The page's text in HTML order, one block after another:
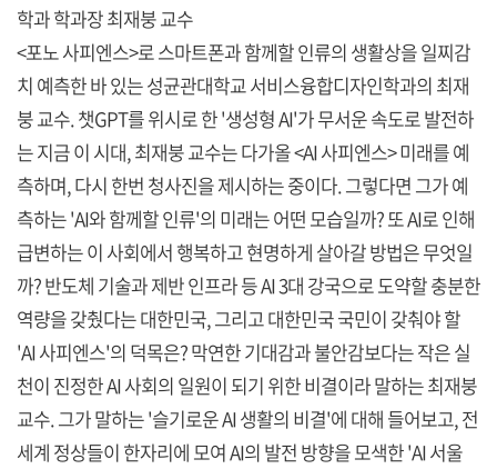
학과 학과장 최재붕 교수
<포노 사피엔스>로 스마트폰과 함께할 인류의 생활상을 일찌감
치 예측한 바 있는 성균관대학교 서비스융합디자인학과의 최재
붕 교수. 챗GPT를 위시로 한 '생성형 AI'가 무서운 속도로 발전하
는 지금 이 시대, 최재붕 교수는 다가올 <AI 사피엔스>미래를 예
측하며, 다시 한번 청사진을 제시하는 중이다. 그렇다면 그가 예
측하는 'AI와 함께할 인류'의 미래는 어떤 모습일까? 또 AI로 인해
급변하는 이 사회에서 행복하고 현명하게 살아갈 방법은 무엇일
까? 반도체 기술과 제반 인프라 등 AI 3대 강국으로 도약할 충분한
역량을 갖췄다는 대한민국, 그리고 대한민국 국민이 갖춰야 할
'AI 사피엔스'의 덕목은? 막연한 기대감과 불안감보다는 작은 실
천이 진정한 AI 사회의 일원이 되기 위한 비결이라 말하는 최재붕
교수. 그가 말하는 '슬기로운 AI 생활의 비결'에 대해 들어보고, 전
세계 정상들이 한자리에 모여 AI의 발전 방향을 모색한 'AI 서울